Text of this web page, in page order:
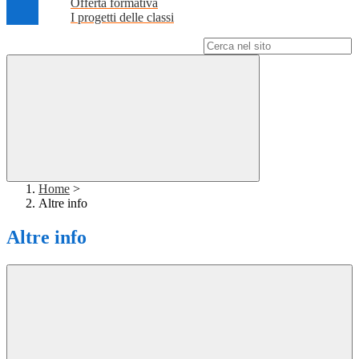
Offerta formativa
I progetti delle classi
Home >
Altre info
Altre info